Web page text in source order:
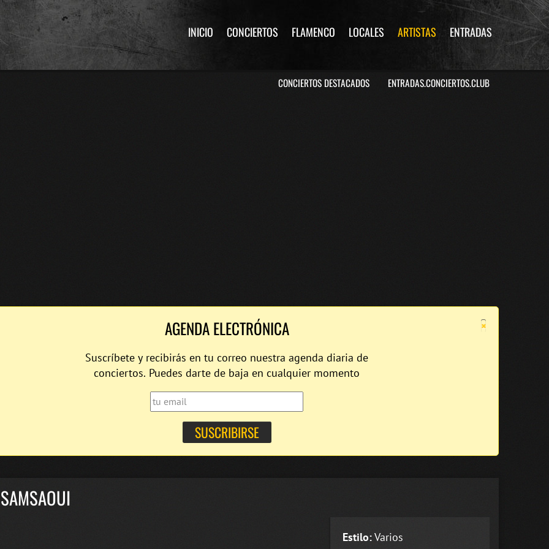
INICIO CONCIERTOS FLAMENCO LOCALES ARTISTAS ENTRADAS
CONCIERTOS DESTACADOS ENTRADAS.CONCIERTOS.CLUB
×
AGENDA ELECTRÓNICA
Suscríbete y recibirás en tu correo nuestra agenda diaria de
conciertos. Puedes darte de baja en cualquier momento
Estilo:Varios